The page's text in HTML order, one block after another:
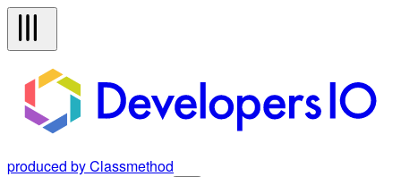
produced by Classmethod